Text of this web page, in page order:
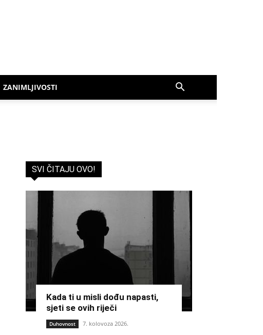
ZANIMLJIVOSTI
SVI ČITAJU OVO!
Kada ti u misli dođu napasti,
sjeti se ovih riječi
Duhovnost 7. kolovoza 2026.